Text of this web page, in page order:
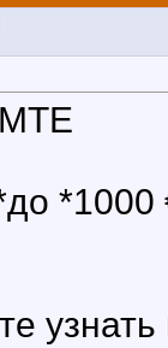
*1000
узнать